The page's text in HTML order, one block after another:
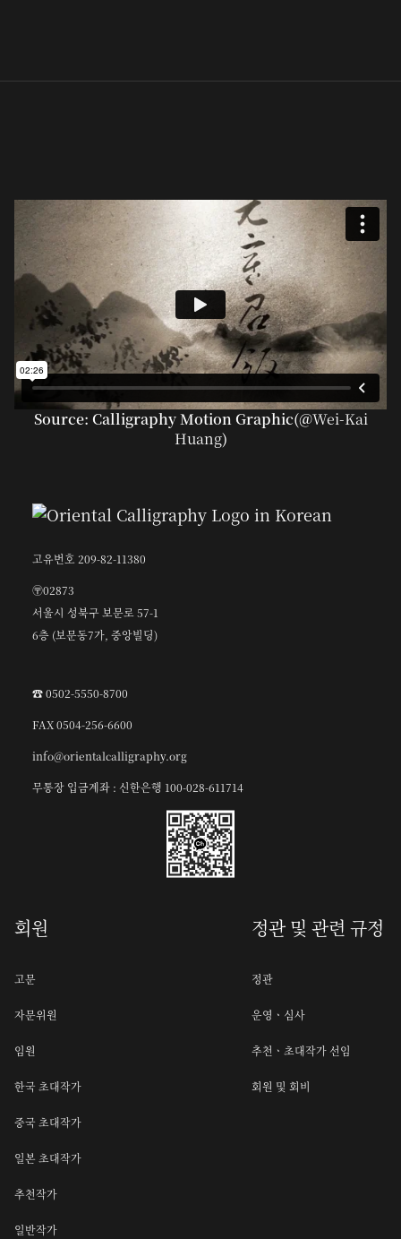
Source: Calligraphy Motion Graphic(@Wei-Kai
Huang)
고유번호 209-82-11380
〶02873
서울시 성북구 보문로 57-1
6층 (보문동7가, 중앙빌딩)
☎︎ 0502-5550-8700
FAX 0504-256-6600
info@orientalcalligraphy.org
무통장 입금계좌 : 신한은행 100-028-611714
회원
고문
자문위원
임원
한국 초대작가
중국 초대작가
일본 초대작가
추천작가
일반작가
정관 및 관련 규정
정관
운영ㆍ심사
추천ㆍ초대작가 선임
회원 및 회비